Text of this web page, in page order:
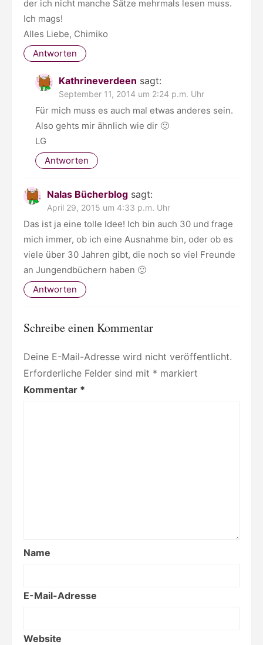
der ich nicht manche Sätze mehrmals lesen muss.
Ich mags!
Alles Liebe, Chimiko
Antworten
Kathrineverdeen sagt:
September 11, 2014 um 2:24 p.m. Uhr
Für mich muss es auch mal etwas anderes sein.
Also gehts mir ähnlich wie dir 🙂
LG
Antworten
Nalas Bücherblog sagt:
April 29, 2015 um 4:33 p.m. Uhr
Das ist ja eine tolle Idee! Ich bin auch 30 und frage
mich immer, ob ich eine Ausnahme bin, oder ob es
viele über 30 Jahren gibt, die noch so viel Freunde
an Jungendbüchern haben 🙂
Antworten
Schreibe einen Kommentar
Deine E-Mail-Adresse wird nicht veröffentlicht.
Erforderliche Felder sind mit * markiert
Kommentar *
Name
E-Mail-Adresse
Website